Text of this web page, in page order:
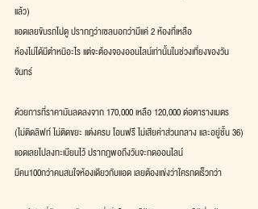
แล้ว)
แอดเลยขับรถไปดู ปรากฎว่าเซลบอกว่ามีแค่ 2 ห้องที่เหลือ
ห้องไม่ได้มีตำหนิอะไร แต่จะต้องจองออนไลน์เท่านั้นในช่วงเที่ยงของวัน
จันทร์
ด้วยการที่ราคามันลดลงจาก 170,000 เหลือ 120,000 ต่อตารางเมตร
(ไม่ติดลิฟท์ ไม่ติดขยะ แต่งครบ โอนฟรี ไม่เสียค่าส่วนกลาง และอยู่ชั้น 36)
แอดเลยไปลงทะเบียนไว้ ปรากฎพอถึงวันจะกดออนไลน์
มีคน100กว่าคนสนใจห้องเดียวกับแอด เลยต้องแข่งว่าใครกดเร็วกว่า